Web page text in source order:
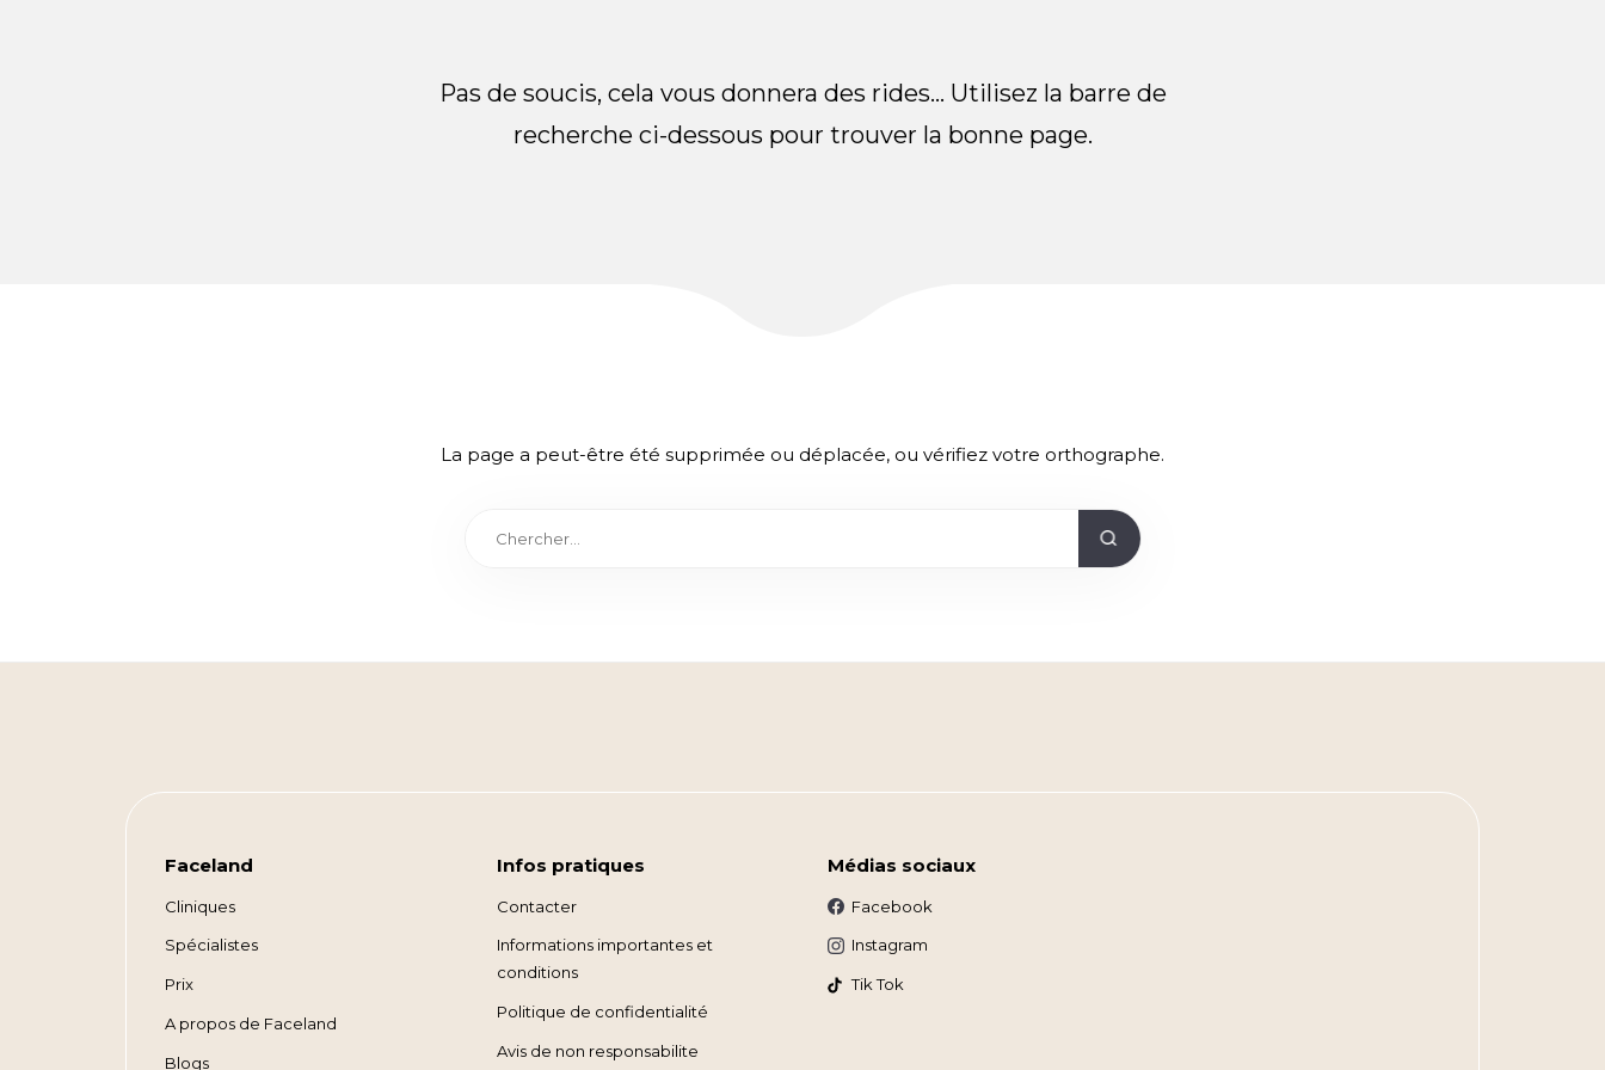
Pas de soucis, cela vous donnera des rides... Utilisez la barre de
recherche ci-dessous pour trouver la bonne page.
La page a peut-être été supprimée ou déplacée, ou vérifiez votre orthographe.
Faceland
Cliniques
Spécialistes
Prix
A propos de Faceland
Blogs
Infos pratiques
Contacter
Informations importantes et
conditions
Politique de confidentialité
Avis de non responsabilite
Médias sociaux
Facebook
Instagram
Tik Tok